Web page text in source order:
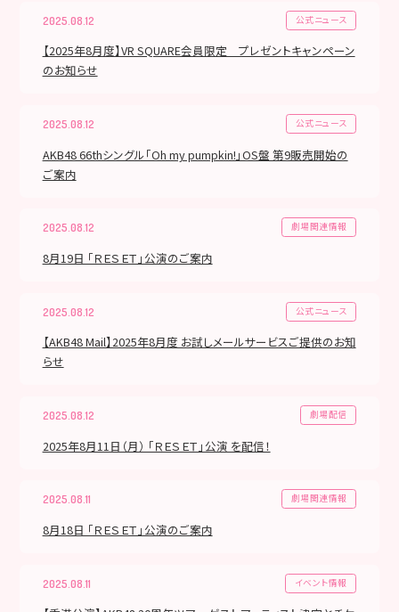
2025.08.12 公式ニュース
【2025年8月度】VR SQUARE会員限定 プレゼントキャンペーン
のお知らせ
2025.08.12 公式ニュース
AKB48 66thシングル「Oh my pumpkin!」OS盤 第9販売開始の
ご案内
2025.08.12 劇場関連情報
8月19日 「ＲＥＳＥＴ」公演のご案内
2025.08.12 公式ニュース
【AKB48 Mail】2025年8月度 お試しメールサービスご提供のお知
らせ
2025.08.12 劇場配信
2025年8月11日（月） 「ＲＥＳＥＴ」公演 を配信！
2025.08.11 劇場関連情報
8月18日 「ＲＥＳＥＴ」公演のご案内
2025.08.11 イベント情報